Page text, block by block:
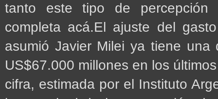
tanto este tipo de percepción
completa acá.El ajuste del
asumió Javier Milei ya tiene una
US$67.000 millones en los
cifra, estimada por el Instituto